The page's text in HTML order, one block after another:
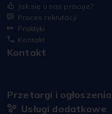
Jak się u nas pracuje?
Proces rekrutacji
Praktyki
Kontakt
Kontakt
Przetargi i ogłoszenia
Usługi dodatkowe